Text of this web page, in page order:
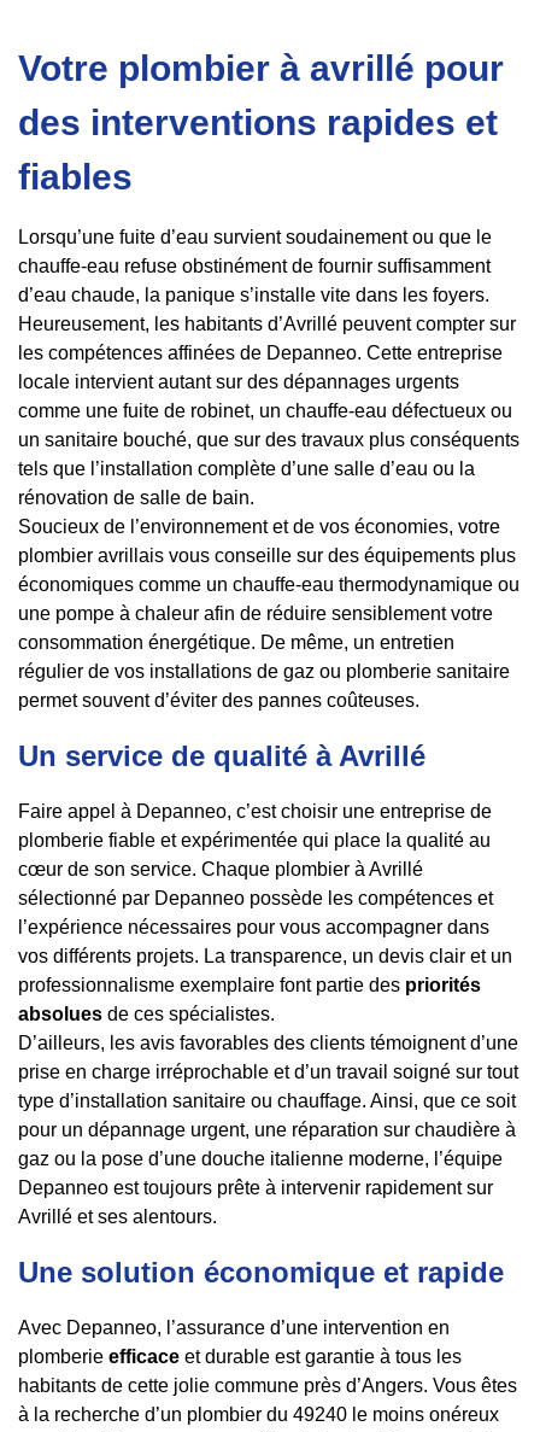
Votre plombier à avrillé pour
des interventions rapides et
fiables
Lorsqu’une fuite d’eau survient soudainement ou que le
chauffe-eau refuse obstinément de fournir suffisamment
d’eau chaude, la panique s’installe vite dans les foyers.
Heureusement, les habitants d’Avrillé peuvent compter sur
les compétences affinées de Depanneo. Cette entreprise
locale intervient autant sur des dépannages urgents
comme une fuite de robinet, un chauffe-eau défectueux ou
un sanitaire bouché, que sur des travaux plus conséquents
tels que l’installation complète d’une salle d’eau ou la
rénovation de salle de bain.
Soucieux de l’environnement et de vos économies, votre
plombier avrillais vous conseille sur des équipements plus
économiques comme un chauffe-eau thermodynamique ou
une pompe à chaleur afin de réduire sensiblement votre
consommation énergétique. De même, un entretien
régulier de vos installations de gaz ou plomberie sanitaire
permet souvent d’éviter des pannes coûteuses.
Un service de qualité à Avrillé
Faire appel à Depanneo, c’est choisir une entreprise de
plomberie fiable et expérimentée qui place la qualité au
cœur de son service. Chaque plombier à Avrillé
sélectionné par Depanneo possède les compétences et
l’expérience nécessaires pour vous accompagner dans
vos différents projets. La transparence, un devis clair et un
professionnalisme exemplaire font partie des priorités
absolues de ces spécialistes.
D’ailleurs, les avis favorables des clients témoignent d’une
prise en charge irréprochable et d’un travail soigné sur tout
type d’installation sanitaire ou chauffage. Ainsi, que ce soit
pour un dépannage urgent, une réparation sur chaudière à
gaz ou la pose d’une douche italienne moderne, l’équipe
Depanneo est toujours prête à intervenir rapidement sur
Avrillé et ses alentours.
Une solution économique et rapide
Avec Depanneo, l’assurance d’une intervention en
plomberie efficace et durable est garantie à tous les
habitants de cette jolie commune près d’Angers. Vous êtes
à la recherche d’un plombier du 49240 le moins onéreux